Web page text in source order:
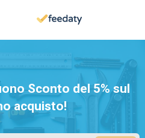
Sconto del 5% sul
acquisto!